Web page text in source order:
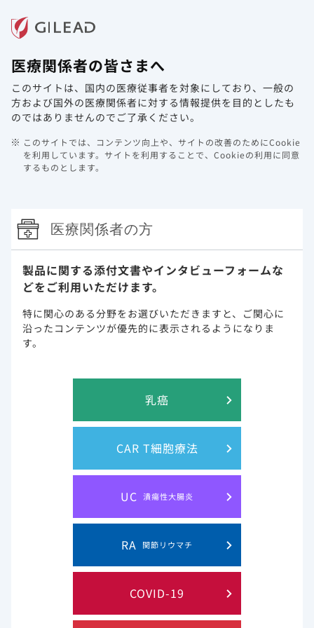
ホーム 製品情報
Expertからの1minuteメッセージシリーズ Vol.20
「将来を見据えた治療選択：5つの要素」
動画コンテンツ
コンテンツライブラリーの一覧に戻る
医療関係者の皆さまへ
このサイトは、国内の医療従事者を対象にしており、 一般の
方および国外の医療関係者に対する情報提供を目的としたも
のではありませんのでご了承ください。
このサイトでは、コンテンツ向上や、サイトの改善のためにCookie
を利用しています。 サイトを利用することで、Cookieの利用に同意
するものとします。
医療関係者の方
製品に関する添付文書やインタビューフォームな
どをご利用いただけます。
特に関心のある分野をお選びいただきますと、 ご関心に
沿ったコンテンツが優先的に表示されるようになりま
す。
乳癌
CAR T細胞療法
UC 潰瘍性大腸炎
RA 関節リウマチ
COVID-19